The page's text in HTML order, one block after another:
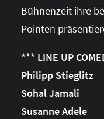
Bühnenzeit ihre
Pointen
*** LINE UP
Philipp Stieglitz
Sohal Jamali
Susanne Adele